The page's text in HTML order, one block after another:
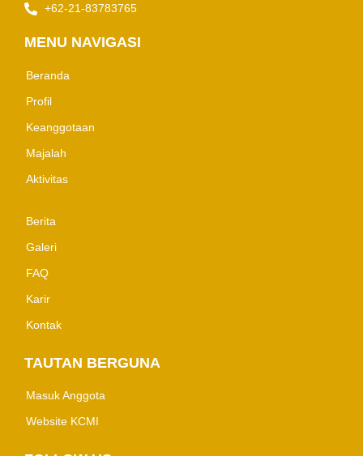
+62-21-83783765
MENU NAVIGASI
Beranda
Profil
Keanggotaan
Majalah
Aktivitas
Berita
Galeri
FAQ
Karir
Kontak
TAUTAN BERGUNA
Masuk Anggota
Website KCMI